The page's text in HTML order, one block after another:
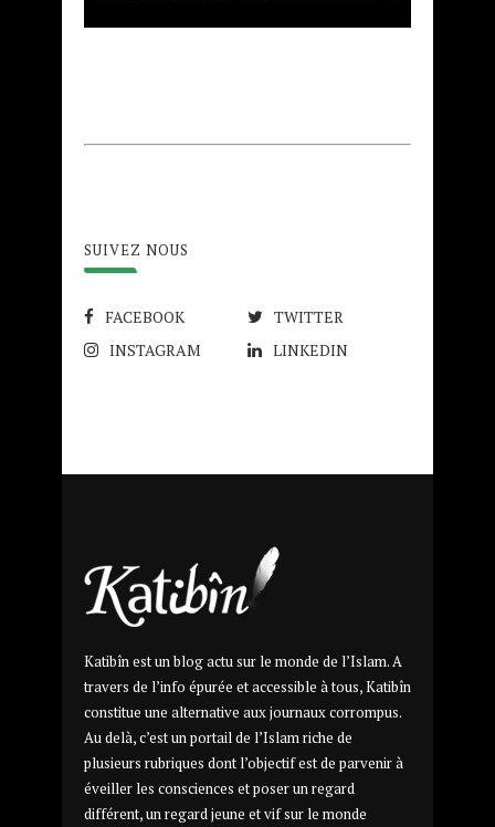
SUIVEZ NOUS
FACEBOOK
TWITTER
INSTAGRAM
LINKEDIN
Katibîn est un blog actu sur le monde de l’Islam. A
travers de l’info épurée et accessible à tous, Katibîn
constitue une alternative aux journaux corrompus.
Au delà, c’est un portail de l’Islam riche de
plusieurs rubriques dont l’objectif est de parvenir à
éveiller les consciences et poser un regard
différent, un regard jeune et vif sur le monde